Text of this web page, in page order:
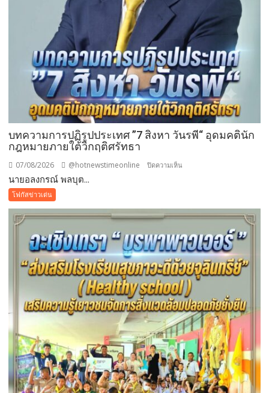
บุญ
บทความการปฏิรูปประเทศ ”7 สิงหา วันรพี“ อุดมคตินัก
กฎหมายภายใต้วิกฤติศรัทธา
07/08/2026 @hotnewstimeonline ปิดความเห็น
ประเทศ
สิง
หา
วัน
รพี“
อุดมคติ
นัก
กฎหมาย
ภาย
ใต้
วิกฤติ
ศรัทธา
นายอลงกรณ์ พลบุต...
โฟกัสข่าวเด่น